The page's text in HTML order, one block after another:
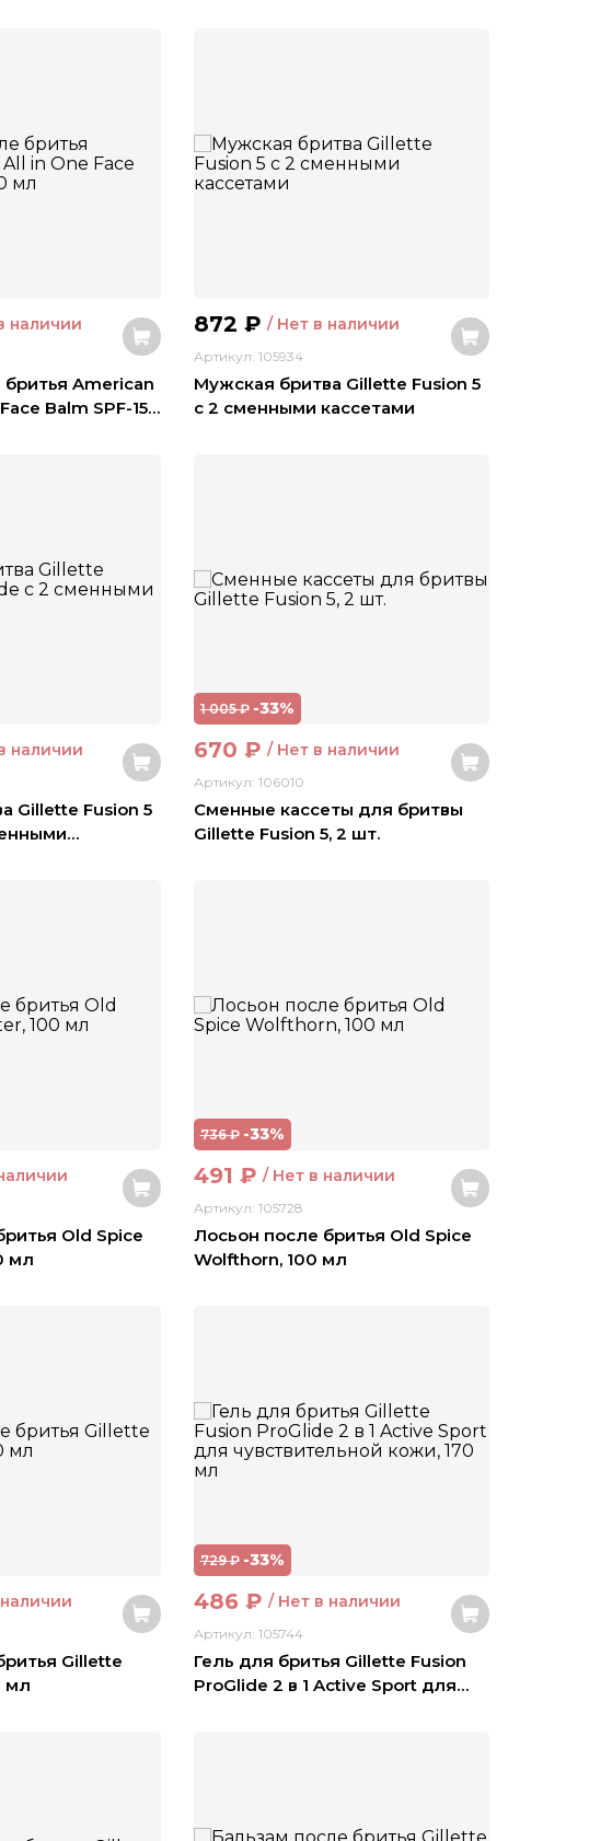
наличии
American
Balm SPF-15…
872 ₽ / Нет в наличии
Артикул: 105934
Мужская бритва Gillette Fusion 5
с 2 сменными кассетами
наличии
Gillette Fusion 5
…
1 005₽ -33%
670 ₽ / Нет в наличии
Артикул: 106010
Сменные кассеты для бритвы
Gillette Fusion 5, 2 шт.
Old Spice
мл
736₽ -33%
491 ₽ / Нет в наличии
Артикул: 105728
Лосьон после бритья Old Spice
Wolfthorn, 100 мл
Gillette
мл
729₽ -33%
486 ₽ / Нет в наличии
Артикул: 105744
Гель для бритья Gillette Fusion
ProGlide 2 в 1 Active Sport для…